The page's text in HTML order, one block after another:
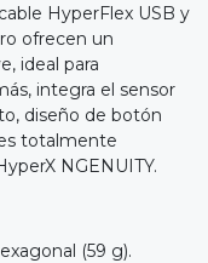
HyperFlex USB y
ofrecen un
ideal para
integra el sensor
diseño de botón
totalmente
NGENUITY.
(59 g).